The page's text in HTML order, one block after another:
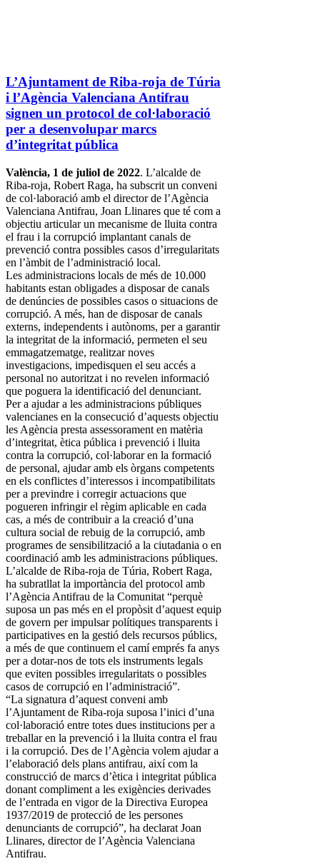
L’Ajuntament de Riba-roja de Túria
i l’Agència Valenciana Antifrau
signen un protocol de col·laboració
per a desenvolupar marcs
d’integritat pública
València, 1 de juliol de 2022. L’alcalde de
Riba-roja, Robert Raga, ha subscrit un conveni
de col·laboració amb el director de l’Agència
Valenciana Antifrau, Joan Llinares que té com a
objectiu articular un mecanisme de lluita contra
el frau i la corrupció implantant canals de
prevenció contra possibles casos d’irregularitats
en l’àmbit de l’administració local.
Les administracions locals de més de 10.000
habitants estan obligades a disposar de canals
de denúncies de possibles casos o situacions de
corrupció. A més, han de disposar de canals
externs, independents i autònoms, per a garantir
la integritat de la informació, permeten el seu
emmagatzematge, realitzar noves
investigacions, impedisquen el seu accés a
personal no autoritzat i no revelen informació
que poguera la identificació del denunciant.
Per a ajudar a les administracions públiques
valencianes en la consecució d’aquests objectiu
les Agència presta assessorament en matèria
d’integritat, ètica pública i prevenció i lluita
contra la corrupció, col·laborar en la formació
de personal, ajudar amb els òrgans competents
en els conflictes d’interessos i incompatibilitats
per a previndre i corregir actuacions que
pogueren infringir el règim aplicable en cada
cas, a més de contribuir a la creació d’una
cultura social de rebuig de la corrupció, amb
programes de sensibilització a la ciutadania o en
coordinació amb les administracions públiques.
L’alcalde de Riba-roja de Túria, Robert Raga,
ha subratllat la importància del protocol amb
l’Agència Antifrau de la Comunitat “perquè
suposa un pas més en el propòsit d’aquest equip
de govern per impulsar polítiques transparents i
participatives en la gestió dels recursos públics,
a més de que continuem el camí emprés fa anys
per a dotar-nos de tots els instruments legals
que eviten possibles irregularitats o possibles
casos de corrupció en l’administració”.
“La signatura d’aquest conveni amb
l’Ajuntament de Riba-roja suposa l’inici d’una
col·laboració entre totes dues institucions per a
treballar en la prevenció i la lluita contra el frau
i la corrupció. Des de l’Agència volem ajudar a
l’elaboració dels plans antifrau, així com la
construcció de marcs d’ètica i integritat pública
donant compliment a les exigències derivades
de l’entrada en vigor de la Directiva Europea
1937/2019 de protecció de les persones
denunciants de corrupció”, ha declarat Joan
Llinares, director de l’Agència Valenciana
Antifrau.